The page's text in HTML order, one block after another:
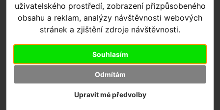
uživatelského prostředí, zobrazení přizpůsobeného
obsahu a reklam, analýzy návštěvnosti webových
stránek a zjištění zdroje návštěvnosti.
Souhlasím
Odmítám
Upravit mé předvolby
ZTRATILI
Satin Harvest Gold/Gold
Ghost Pearl 56
Specialized
Ne